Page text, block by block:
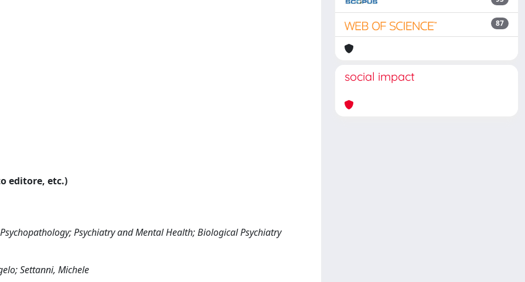
editore, etc.)
Psychiatry and Mental Health; Biological Psychiatry
Settanni, Michele
87
social impact